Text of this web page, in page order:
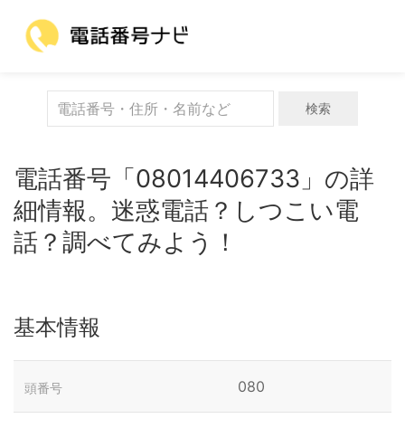
検索
電話番号「08014406733」の詳
細情報。迷惑電話？しつこい電
話？調べてみよう！
基本情報
頭番号 080